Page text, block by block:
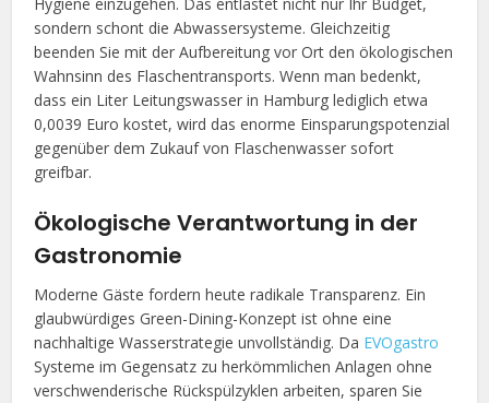
sondern schont die Abwassersysteme. Gleichzeitig
beenden Sie mit der Aufbereitung vor Ort den ökologischen
Wahnsinn des Flaschentransports. Wenn man bedenkt,
dass ein Liter Leitungswasser in Hamburg lediglich etwa
0,0039 Euro kostet, wird das enorme Einsparungspotenzial
gegenüber dem Zukauf von Flaschenwasser sofort
greifbar.
Ökologische Verantwortung in der
Gastronomie
Moderne Gäste fordern heute radikale Transparenz. Ein
glaubwürdiges Green-Dining-Konzept ist ohne eine
nachhaltige Wasserstrategie unvollständig. Da EVOgastro
Systeme im Gegensatz zu herkömmlichen Anlagen ohne
verschwenderische Rückspülzyklen arbeiten, sparen Sie